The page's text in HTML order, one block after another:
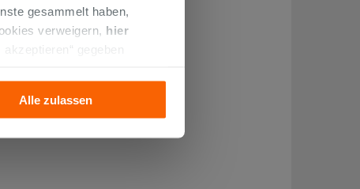
gesammelt haben,
verweigern, hier
gegeben
Alle zulassen